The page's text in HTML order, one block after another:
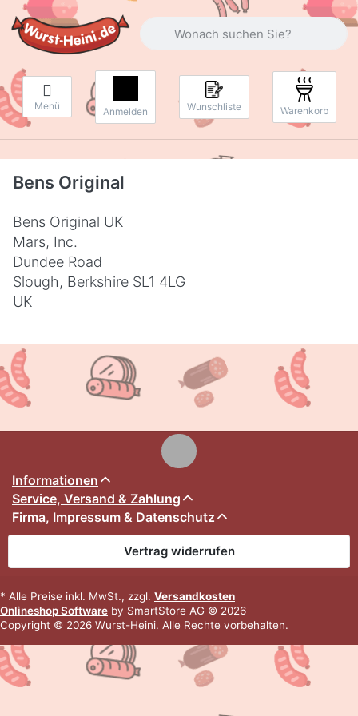
Geben Sie einen Suchbegriff ein.
Menü Anmelden Wunschliste Warenkorb
Bens Original
Bens Original UK
Mars, Inc.
Dundee Road
Slough, Berkshire SL1 4LG
UK
Informationen
Service, Versand & Zahlung
Firma, Impressum & Datenschutz
Vertrag widerrufen
* Alle Preise inkl. MwSt., zzgl. Versandkosten
Onlineshop Software by SmartStore AG © 2026
Copyright © 2026 Wurst-Heini. Alle Rechte vorbehalten.